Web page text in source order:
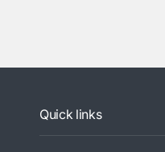
Quick links